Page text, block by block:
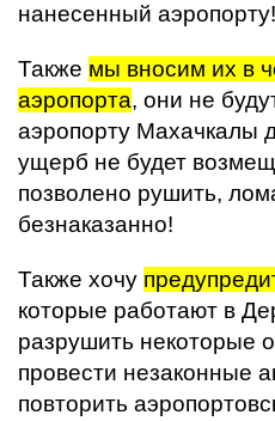
нанесенный аэропорту!
Также мы вносим их в
аэропорта, они не
аэропорту Махачкалы
ущерб не будет
позволено рушить,
безнаказанно!
Также хочу
которые работают в
разрушить некоторые
провести незаконные
повторить